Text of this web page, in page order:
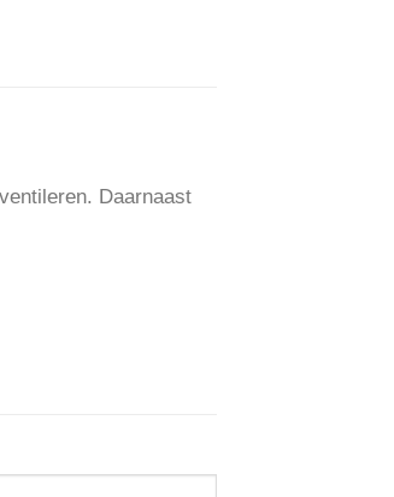
Daarnaast